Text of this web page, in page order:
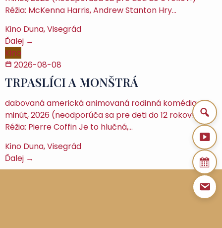
Réžia: McKenna Harris, Andrew Stanton Hry…
Kino Duna, Visegrád
Ďalej →
Kino
2026-08-08
TRPASLÍCI A MONŠTRÁ
dabovaná americká animovaná rodinná komédia, 90
minút, 2026 (neodporúča sa pre deti do 12 rokov!)
Réžia: Pierre Coffin Je to hlučná,…
Kino Duna, Visegrád
Ďalej →